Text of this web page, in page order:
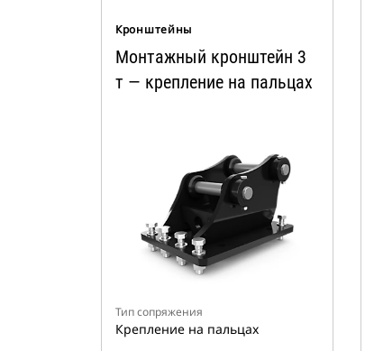
Кронштейны
Монтажный кронштейн 3
т — крепление на пальцах
Тип сопряжения
Крепление на пальцах